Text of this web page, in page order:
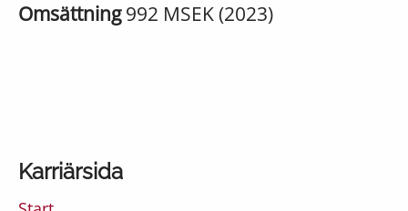
Omsättning992 MSEK (2023)
Karriärsida